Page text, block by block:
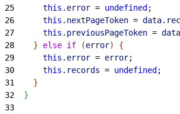
25
      this
. error = undefined ;
26
      this
. nextPageToken = data.
27
      this
. previousPageToken = data
28
} else if (error)
{
29
      this
. error = error;
30
      this
. records = undefined ;
31
}
32
}
33